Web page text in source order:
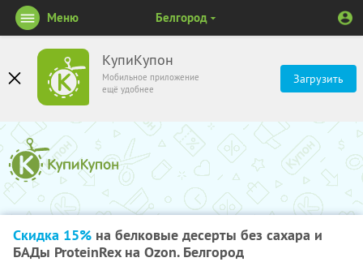
КупиКупон
Мобильное приложение
ещё удобнее
Загрузить
Меню Белгород
Скидка 15% на белковые десерты без сахара и
БАДы ProteinRex на Ozon. Белгород